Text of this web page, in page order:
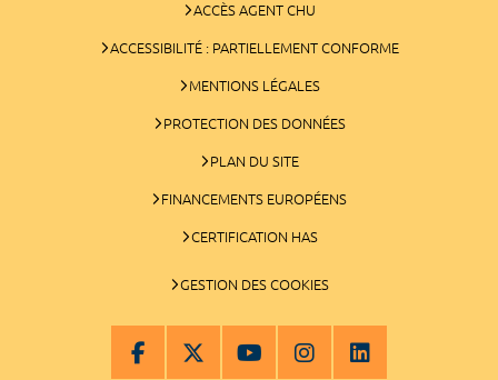
ACCÈS AGENT CHU
ACCESSIBILITÉ : PARTIELLEMENT CONFORME
MENTIONS LÉGALES
PROTECTION DES DONNÉES
PLAN DU SITE
FINANCEMENTS EUROPÉENS
CERTIFICATION HAS
GESTION DES COOKIES